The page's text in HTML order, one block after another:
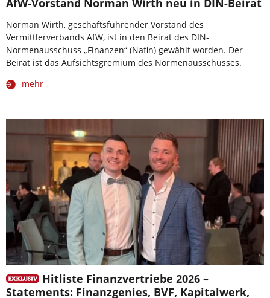
AfW-Vorstand Norman Wirth neu in DIN-Beirat
Norman Wirth, geschäftsführender Vorstand des
Vermittlerverbands AfW, ist in den Beirat des DIN-
Normenausschuss „Finanzen“ (Nafin) gewählt worden. Der
Beirat ist das Aufsichtsgremium des Normenausschusses.
mehr
Hitliste Finanzvertriebe 2026 –
Statements: Finanzgenies, BVF, Kapitalwerk,